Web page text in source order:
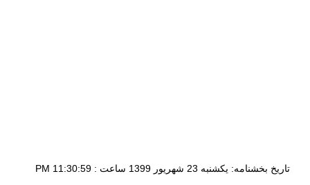
تاریخ بخشنامه: یکشنبه 23 شهریور 1399 ساعت : 11:30:59 PM